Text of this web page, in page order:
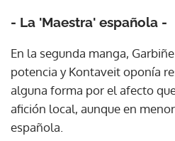
- La 'Maestra' española -
En la segunda manga,
potencia y Kontaveit oponía
alguna forma por el afecto
afición local, aunque en
española.